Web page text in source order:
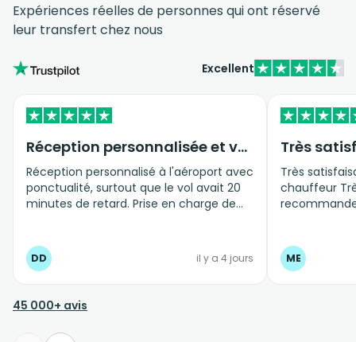
Expériences réelles de personnes qui ont réservé
leur transfert chez nous
Excellent
Réception personnalisée et véhicule privé
Réception personnalisé à l'aéroport avec
ponctualité, surtout que le vol avait 20
minutes de retard. Prise en charge de
sans problème. Au retour, même
professionnalisme.
DD il y a 4 jours
Très
Très
chauffeur
ME
45 000+ avis